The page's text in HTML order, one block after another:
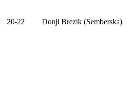
20-22 Donji Brezik (Semberska)